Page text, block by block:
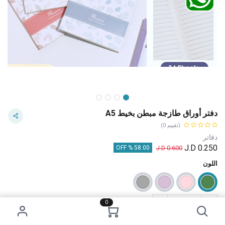
0
دفتر أوراق طازجة مبطن بخيط A5
(تقييم 0)
دفاتر
0.250
0.600
J.D
58.00 % OFF
اللون